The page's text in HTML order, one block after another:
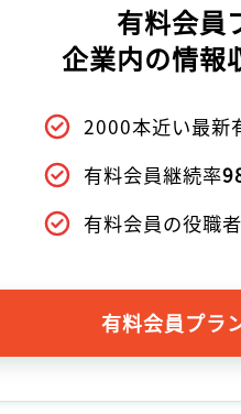
有料会員
企業内の情報
2000本近い最新
有料会員継続率
有料会員の役職
有料会員プラ